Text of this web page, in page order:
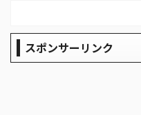
す。これが1人
かに便利なんで
スポンサーリンク